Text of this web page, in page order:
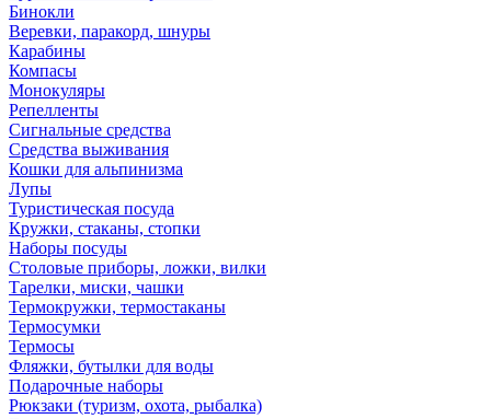
Бинокли
Веревки, паракорд, шнуры
Карабины
Компасы
Монокуляры
Репелленты
Сигнальные средства
Средства выживания
Кошки для альпинизма
Лупы
Туристическая посуда
Кружки, стаканы, стопки
Наборы посуды
Столовые приборы, ложки, вилки
Тарелки, миски, чашки
Термокружки, термостаканы
Термосумки
Термосы
Фляжки, бутылки для воды
Подарочные наборы
Рюкзаки (туризм, охота, рыбалка)